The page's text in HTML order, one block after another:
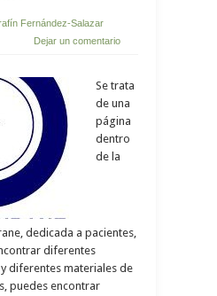
Fernández-Salazar
Dejar un comentario
Se trata
de una
página
dentro
de la
dedicada a pacientes,
diferentes
diferentes materiales de
puedes encontrar